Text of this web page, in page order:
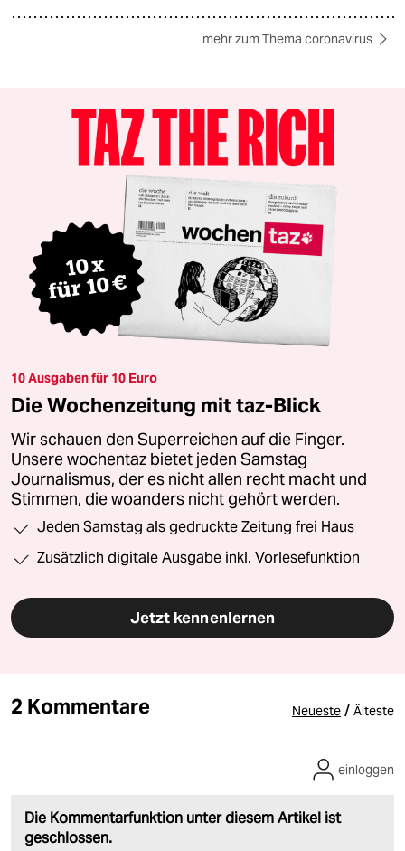
mehr zum Thema coronavirus
10 Ausgaben für 10 Euro
Die Wochenzeitung mit taz-Blick
Wir schauen den Superreichen auf die Finger.
Unsere wochentaz bietet jeden Samstag
Journalismus, der es nicht allen recht macht und
Stimmen, die woanders nicht gehört werden.
Jeden Samstag als gedruckte Zeitung frei Haus
Zusätzlich digitale Ausgabe inkl. Vorlesefunktion
Jetzt kennenlernen
2 Kommentare Neueste / Älteste
Die Kommentarfunktion unter diesem Artikel ist
geschlossen.
einloggen